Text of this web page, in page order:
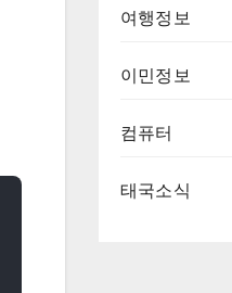
여행정보
이민정보
컴퓨터
태국소식